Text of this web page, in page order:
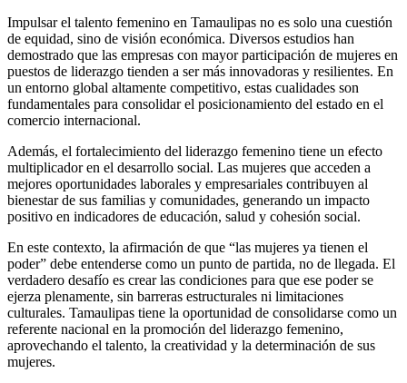
Impulsar el talento femenino en Tamaulipas no es solo una cuestión
de equidad, sino de visión económica. Diversos estudios han
demostrado que las empresas con mayor participación de mujeres en
puestos de liderazgo tienden a ser más innovadoras y resilientes. En
un entorno global altamente competitivo, estas cualidades son
fundamentales para consolidar el posicionamiento del estado en el
comercio internacional.
Además, el fortalecimiento del liderazgo femenino tiene un efecto
multiplicador en el desarrollo social. Las mujeres que acceden a
mejores oportunidades laborales y empresariales contribuyen al
bienestar de sus familias y comunidades, generando un impacto
positivo en indicadores de educación, salud y cohesión social.
En este contexto, la afirmación de que “las mujeres ya tienen el
poder” debe entenderse como un punto de partida, no de llegada. El
verdadero desafío es crear las condiciones para que ese poder se
ejerza plenamente, sin barreras estructurales ni limitaciones
culturales. Tamaulipas tiene la oportunidad de consolidarse como un
referente nacional en la promoción del liderazgo femenino,
aprovechando el talento, la creatividad y la determinación de sus
mujeres.